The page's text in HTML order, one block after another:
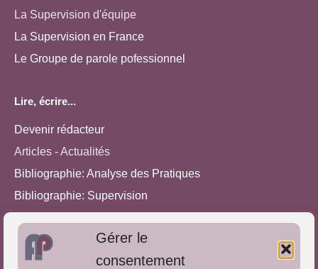
Gérer le
consentement
La Supervision d'équipe
La Supervision en France
Le Groupe de parole pofessionnel
Lire, écrire...
Devenir rédacteur
Articles - Actualités
Bibliographie: Analyse des Pratiques
Bibliographie: Supervision
Approches de l'Analyse des pratiques